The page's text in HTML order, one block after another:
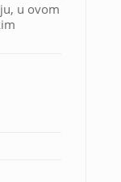
u ovom